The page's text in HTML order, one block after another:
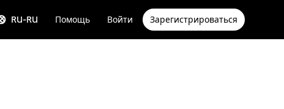
RU-RU Помощь Войти Зарегистрироваться